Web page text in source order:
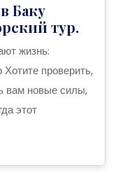
Баку
тур.
жизнь:
проверить,
вам новые силы,
этот